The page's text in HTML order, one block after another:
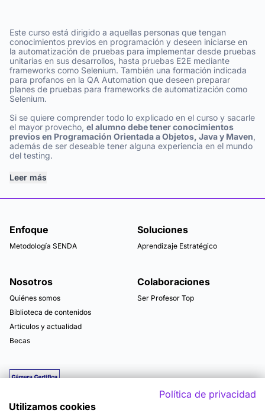
Este curso está dirigido a aquellas personas que tengan
conocimientos previos en programación y deseen iniciarse en
la automatización de pruebas para implementar desde pruebas
unitarias en sus desarrollos, hasta pruebas E2E mediante
frameworks como Selenium. También una formación indicada
para profanos en la QA Automation que deseen preparar
planes de pruebas para frameworks de automatización como
Selenium.
Si se quiere comprender todo lo explicado en el curso y sacarle
el mayor provecho, el alumno debe tener conocimientos
previos en Programación Orientada a Objetos, Java y Maven,
además de ser deseable tener alguna experiencia en el mundo
del testing.
Leer más
Enfoque
Metodología SENDA
Soluciones
Aprendizaje Estratégico
Nosotros
Quiénes somos
Biblioteca de contenidos
Articulos y actualidad
Becas
Colaboraciones
Ser Profesor Top
Política de privacidad
Utilizamos cookies